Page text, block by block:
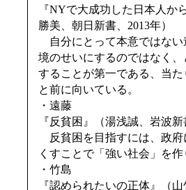
『NYで大成功した日本人か
勝美、朝日新書、2013年）
自分にとって本意ではない
境のせいにするのではなく
することが第一である、当
と前に向いている。
・遠藤
『反貧困』（湯浅誠、岩波
反貧困を目指すには、政府
くすことで「強い社会」を
・竹島
『認められたいの正体』（